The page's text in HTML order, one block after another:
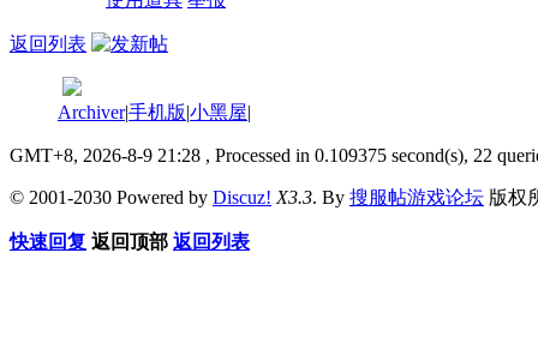
返回列表
Archiver|手机版|小黑屋|
GMT+8, 2026-8-9 21:28 , Processed in 0.109375 second(s), 22
© 2001-2030 Powered by Discuz! X3.3. By 搜服帖游戏论坛 版权
快速回复 返回顶部 返回列表